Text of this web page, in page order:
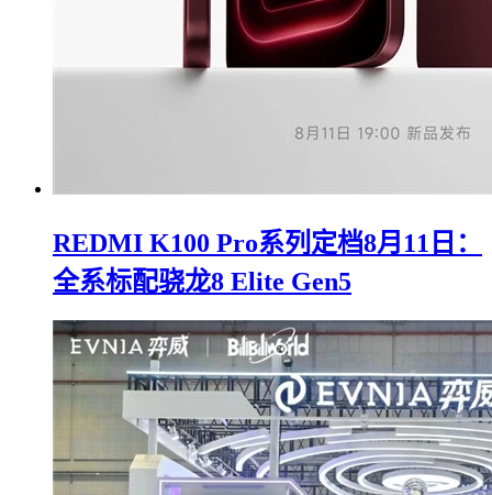
REDMI K100 Pro系列定档8月11日：
全系标配骁龙8 Elite Gen5